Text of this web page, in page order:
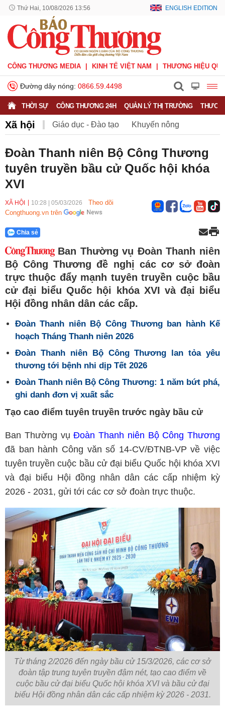
Thứ Hai, 10/08/2026 13:56 ENGLISH EDITION
CÔNG THƯƠNG MEDIA KINH TẾ VIỆT NAM THƯƠNG HIỆU
Đường dây nóng: 0866.59.4498
THỜI SỰ CÔNG THƯƠNG 24H QUẢN LÝ THỊ TRƯỜNG
Xã hội Giáo dục - Đào tạo Khuyến nông
Phát triển bền vững Sức khỏe Việc làm
Đoàn Thanh niên Bộ Công Thương
tuyên truyền bầu cử Quốc hội khóa
XVI
XÃ HỘI 10:28 05/03/2026
Theo dõi
Congthuong.vn trên
Chia sẻ
Ban Thường vụ Đoàn Thanh niên
Bộ Công Thương đề nghị các cơ sở đoàn
trực thuộc đẩy mạnh tuyên truyền cuộc bầu
cử đại biểu Quốc hội khóa XVI và đại biểu
Hội đồng nhân dân các cấp.
Đoàn Thanh niên Bộ Công Thương ban hành Kế
hoạch Tháng Thanh niên 2026
Đoàn Thanh niên Bộ Công Thương lan tỏa yêu
thương tới bệnh nhi dịp Tết 2026
Đoàn Thanh niên Bộ Công Thương: 1 năm bứt phá,
ghi danh đơn vị xuất sắc
Tạo cao điểm tuyên truyền trước ngày bầu cử
Ban Thường vụĐoàn Thanh niên Bộ Công Thương
đã ban hành Công văn số 14-CV/ĐTNB-VP về việc
tuyên truyền cuộc bầu cử đại biểu Quốc hội khóa XVI
và đại biểu Hội đồng nhân dân các cấp nhiệm kỳ
2026 - 2031, gửi tới các cơ sở đoàn trực thuộc.
Từ tháng 2/2026 đến ngày bầu cử 15/3/2026, các cơ sở
đoàn tập trung tuyên truyền đậm nét, tạo cao điểm về
cuộc bầu cử đại biểu Quốc hội khóa XVI và bầu cử đại
biểu Hội đồng nhân dân các cấp nhiệm kỳ 2026 - 2031.